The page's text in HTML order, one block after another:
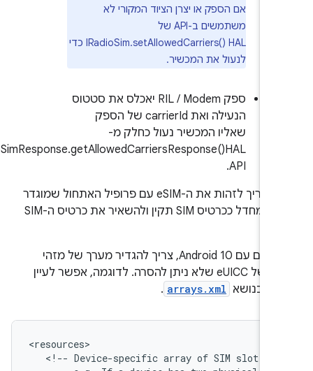
אם הספק או יצרן הציוד המקורי לא
משתמשים ב-API של
IRadioSim.setAllowedCarriers() HAL כדי
לנעול את המכשיר.
ספק RIL / Modem יאכלס את סטטוס
הנעילה ואת carrierId של הספק
שאליו המכשיר נעול כחלק מ-
IRadioSimResponse.getAllowedCarriersResponse()HAL
המודם צריך לזהות את ה-eSIM עם פרופיל האתחול שמוגדר
כברירת מחדל ככרטיס SIM תקין ולהשאיר את כרטיס ה-SIM
במכשירים עם Android 10, צריך להגדיר מערך של מזהי
חריצים של eUICC שלא ניתן להסרה. לדוגמה, אפשר לעיין
arrays.xml
.
<resources>
<!-- Device-specific array of SIM slot